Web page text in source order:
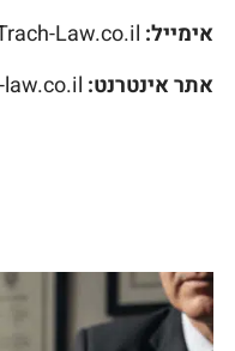
אימייל:
אתר אינטרנט: